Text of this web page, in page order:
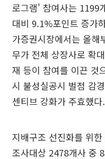
로그램' 참여사는 1199
대비 9.1%포인트 증가
가증권시장에서는 올해
무가 전체 상장사로 확
재 등이 참여를 이끈 것
시 불성실공시 벌점 감
센티브 강화가 주효했다.
지배구조 선진화를 위
조사대상 2478개사 중